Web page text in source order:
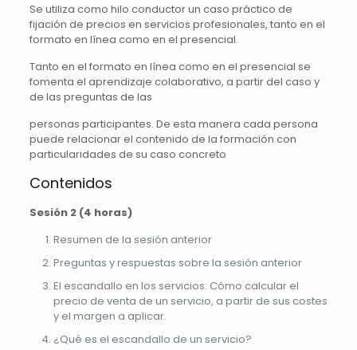
Se utiliza como hilo conductor un caso práctico de
fijación de precios en servicios profesionales, tanto en el
formato en línea como en el presencial.
Tanto en el formato en línea como en el presencial se
fomenta el aprendizaje colaborativo, a partir del caso y
de las preguntas de las
personas participantes. De esta manera cada persona
puede relacionar el contenido de la formación con
particularidades de su caso concreto
Contenidos
Sesión 2 (4 horas)
Resumen de la sesión anterior
Preguntas y respuestas sobre la sesión anterior
El escandallo en los servicios: Cómo calcular el
precio de venta de un servicio, a partir de sus costes
y el margen a aplicar.
¿Qué es el escandallo de un servicio?